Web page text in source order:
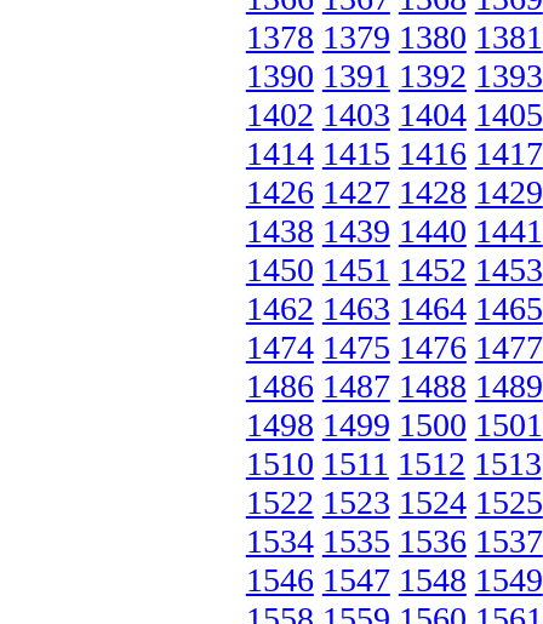
1378 1379 1380 1381
1390 1391 1392 1393
1402 1403 1404 1405
1414 1415 1416 1417
1426 1427 1428 1429
1438 1439 1440 1441
1450 1451 1452 1453
1462 1463 1464 1465
1474 1475 1476 1477
1486 1487 1488 1489
1498 1499 1500 1501
1510 1511 1512 1513
1522 1523 1524 1525
1534 1535 1536 1537
1546 1547 1548 1549